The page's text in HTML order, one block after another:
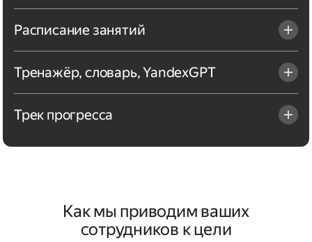
Расписание занятий
Тренажёр, словарь, YandexGPT
Трек прогресса
Как мы приводим ваших
сотрудников к цели